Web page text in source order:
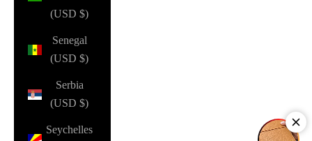
(USD $)
Senegal
(USD $)
Serbia
(USD $)
Seychelles